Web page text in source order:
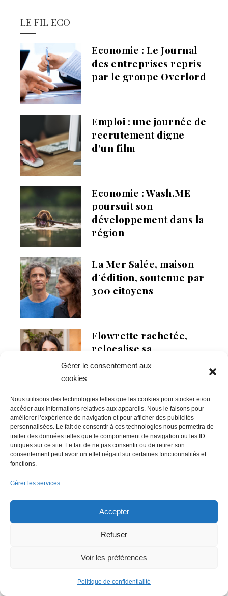
Gérer le consentement aux
cookies
Nous utilisons des technologies telles que les cookies pour stocker et/ou
accéder aux informations relatives aux appareils. Nous le faisons pour
améliorer l’expérience de navigation et pour afficher des publicités
personnalisées. Le fait de consentir à ces technologies nous permettra de
traiter des données telles que le comportement de navigation ou les ID
uniques sur ce site. Le fait de ne pas consentir ou de retirer son
consentement peut avoir un effet négatif sur certaines fonctionnalités et
fonctions.
Gérer les services
Accepter
Refuser
Voir les préférences
Politique de confidentialité
LE FIL ECO
Economie : Le Journal
des entreprises repris
par le groupe Overlord
Emploi : une journée de
recrutement digne
d’un film
Economie : Wash.ME
poursuit son
développement dans la
région
La Mer Salée, maison
d’édition, soutenue par
300 citoyens
Flowrette rachetée,
relocalise sa
production en France à
Lire + d'infos éco